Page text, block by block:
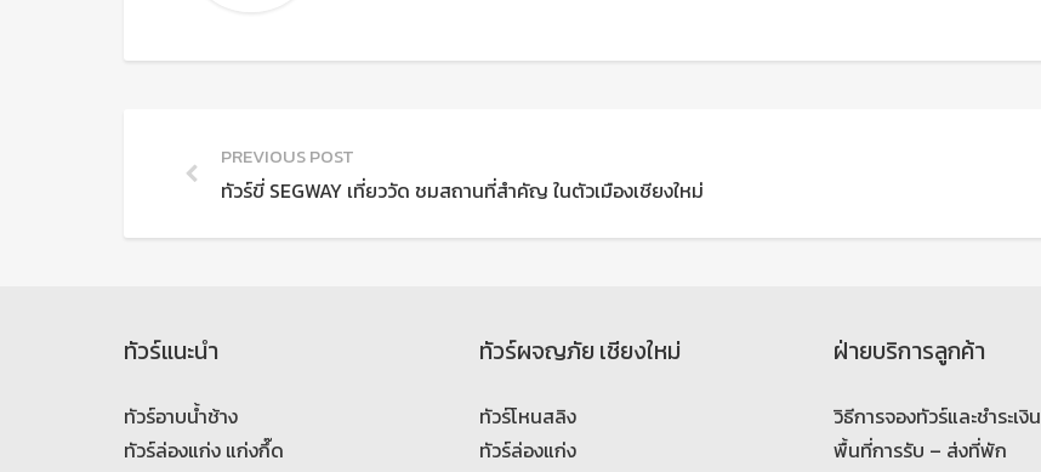
PREVIOUS POST
ทัวร์ขี่ SEGWAY เที่ยววัด ชมสถานที่สำคัญ ในตัวเมืองเชียงใหม่
ทัวร์แนะนำ
ทัวร์อาบน้ำช้าง
ทัวร์ล่องแก่ง แก่งกึ๊ด
ทัวร์ผจญภัย เชียงใหม่
ทัวร์โหนสลิง
ทัวร์ล่องแก่ง
ฝ่ายบริการลูกค้า
วิธีการจองทัวร์และชำระเงิน
พื้นที่การรับ – ส่งที่พัก